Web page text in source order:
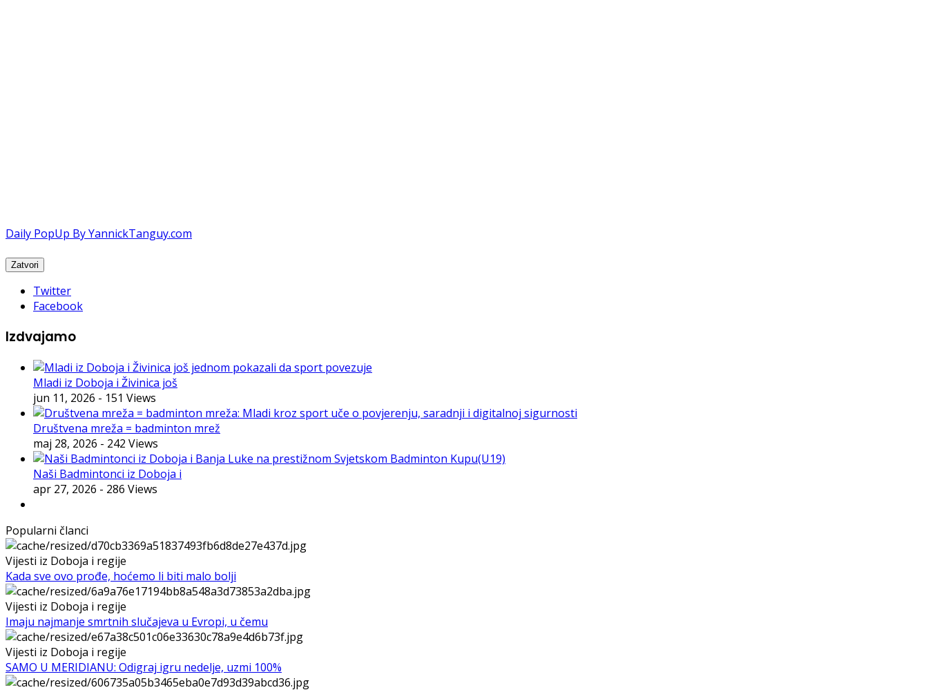
Daily PopUp By YannickTanguy.com
Twitter
Facebook
Izdvajamo
Mladi iz Doboja i Živinica još
jun 11, 2026 - 151 Views
Društvena mreža = badminton mrež
maj 28, 2026 - 242 Views
Naši Badmintonci iz Doboja i
apr 27, 2026 - 286 Views
Popularni članci
Vijesti iz Doboja i regije
Kada sve ovo prođe, hoćemo li biti malo bolji
Vijesti iz Doboja i regije
Imaju najmanje smrtnih slučajeva u Evropi, u čemu
Vijesti iz Doboja i regije
SAMO U MERIDIANU: Odigraj igru nedelje, uzmi 100%